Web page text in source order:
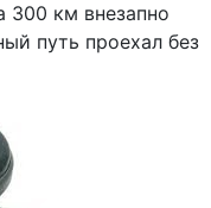
300 км внезапно
путь проехал без